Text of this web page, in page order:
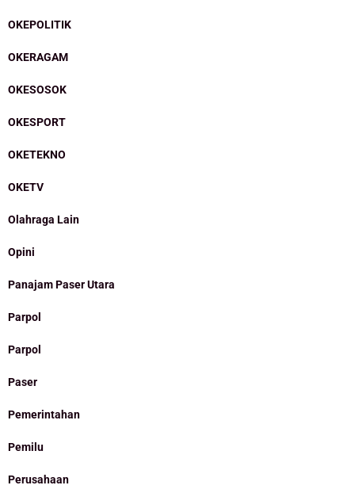
OKEPOLITIK
OKERAGAM
OKESOSOK
OKESPORT
OKETEKNO
OKETV
Olahraga Lain
Opini
Panajam Paser Utara
Parpol
Parpol
Paser
Pemerintahan
Pemilu
Perusahaan